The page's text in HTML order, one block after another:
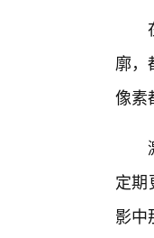
廓，
像素
定期
影中